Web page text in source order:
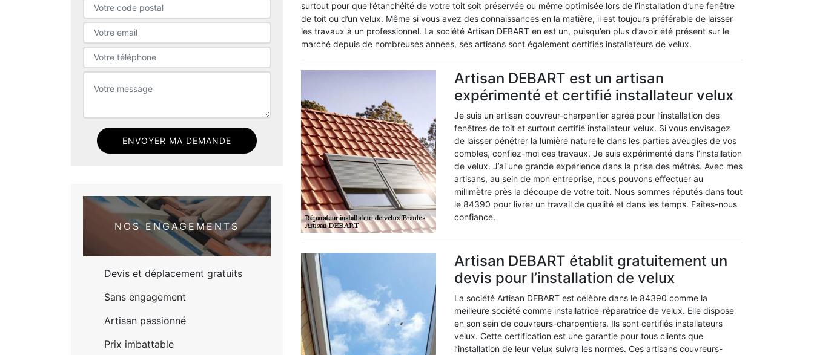
NOS ENGAGEMENTS
Devis et déplacement gratuits
Sans engagement
Artisan passionné
Prix imbattable
surtout pour que l’étanchéité de votre toit soit préservée ou même optimisée lors de l’installation d’une fenêtre
de toit ou d’un velux. Même si vous avez des connaissances en la matière, il est toujours préférable de laisser
les travaux à un professionnel. La société Artisan DEBART en est un, puisqu’en plus d’avoir été présent sur le
marché depuis de nombreuses années, ses artisans sont également certifiés installateurs de velux.
Artisan DEBART est un artisan
expérimenté et certifié installateur velux
Je suis un artisan couvreur-charpentier agréé pour l’installation des
fenêtres de toit et surtout certifié installateur velux. Si vous envisagez
de laisser pénétrer la lumière naturelle dans les parties aveugles de vos
combles, confiez-moi ces travaux. Je suis expérimenté dans l’installation
de velux. J’ai une grande expérience dans la prise des métrés. Avec mes
artisans, au sein de mon entreprise, nous pouvons effectuer au
millimètre près la découpe de votre toit. Nous sommes réputés dans tout
le 84390 pour livrer un travail de qualité et dans les temps. Faites-nous
confiance.
Artisan DEBART établit gratuitement un
devis pour l’installation de velux
La société Artisan DEBART est célèbre dans le 84390 comme la
meilleure société comme installatrice-réparatrice de velux. Elle dispose
en son sein de couvreurs-charpentiers. Ils sont certifiés installateurs
velux. Cette certification est une garantie pour tous clients que
l’installation de leur velux suivra les normes. Ces artisans couvreurs-